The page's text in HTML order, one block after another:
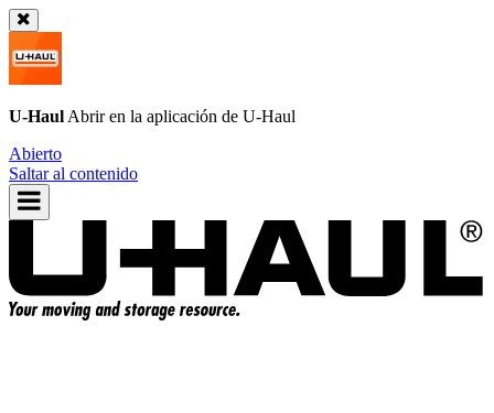
U-Haul Abrir en la aplicación de U-Haul
Abierto
Saltar al contenido